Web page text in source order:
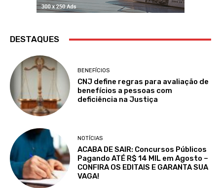
DESTAQUES
BENEFÍCIOS
CNJ define regras para avaliação de
benefícios a pessoas com
deficiência na Justiça
NOTÍCIAS
ACABA DE SAIR: Concursos Públicos
Pagando ATÉ R$ 14 MIL em Agosto –
CONFIRA OS EDITAIS E GARANTA SUA
VAGA!